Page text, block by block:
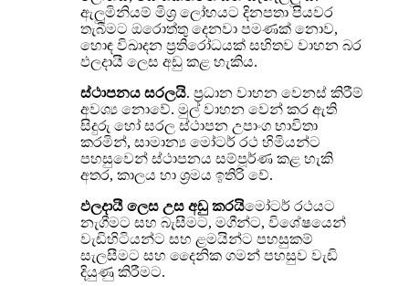
ඇලුමිනියම් මිශ්‍ර ලෝහයට දිනපතා පියවර
තැබීමට ඔරොත්තු දෙනවා පමණක් නොව,
හොඳ විඛාදන ප්‍රතිරෝධයක් සහිතව වාහන බර
ඵලදායී ලෙස අඩු කළ හැකිය.
ස්ථාපනය සරලයි. ප්‍රධාන වාහන වෙනස් කිරීම්
අවශ්‍ය නොවේ. මුල් වාහන වෙන් කර ඇති
සිදුරු හෝ සරල ස්ථාපන උපාංග භාවිතා
කරමින්, සාමාන්‍ය මෝටර් රථ හිමියන්ට
පහසුවෙන් ස්ථාපනය සම්පූර්ණ කළ හැකි
අතර, කාලය හා ශ්‍රමය ඉතිරි වේ.
ඵලදායී ලෙස උස අඩු කරයිමෝටර් රථයට
නැගීමට සහ බැසීමට, මගීන්ට, විශේෂයෙන්
වැඩිහිටියන්ට සහ ළමයින්ට පහසුකම්
සැලසීමට සහ දෛනික ගමන් පහසුව වැඩි
දියුණු කිරීමට.